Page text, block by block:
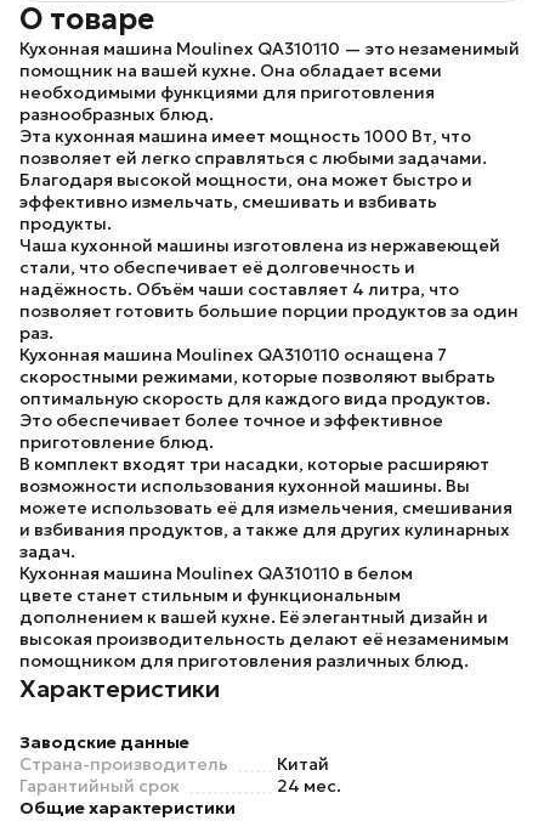
О товаре
Кухонная машина Moulinex QA310110 — это незаменимый
помощник на вашей кухне. Она обладает всеми
необходимыми функциями для приготовления
разнообразных блюд.
Эта кухонная машина имеет мощность 1000 Вт, что
позволяет ей легко справляться с любыми задачами.
Благодаря высокой мощности, она может быстро и
эффективно измельчать, смешивать и взбивать
продукты.
Чаша кухонной машины изготовлена из нержавеющей
стали, что обеспечивает её долговечность и
надёжность. Объём чаши составляет 4 литра, что
позволяет готовить большие порции продуктов за один
раз.
Кухонная машина Moulinex QA310110 оснащена 7
скоростными режимами, которые позволяют выбрать
оптимальную скорость для каждого вида продуктов.
Это обеспечивает более точное и эффективное
приготовление блюд.
В комплект входят три насадки, которые расширяют
возможности использования кухонной машины. Вы
можете использовать её для измельчения, смешивания
и взбивания продуктов, а также для других кулинарных
задач.
Кухонная машина Moulinex QA310110 в белом
цвете станет стильным и функциональным
дополнением к вашей кухне. Её элегантный дизайн и
высокая производительность делают её незаменимым
помощником для приготовления различных блюд.
Характеристики
Заводские данные
Страна-производитель
Китай
Гарантийный срок
24 мес.
Общие характеристики